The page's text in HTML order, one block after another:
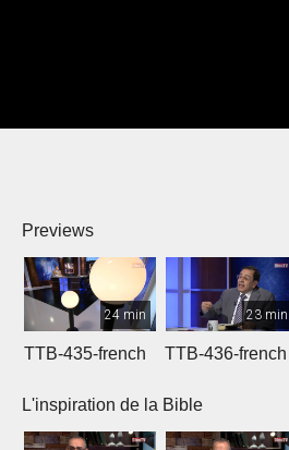
Previews
24 min
TTB-435-french
23 min
TTB-436-french
L'inspiration de la Bible